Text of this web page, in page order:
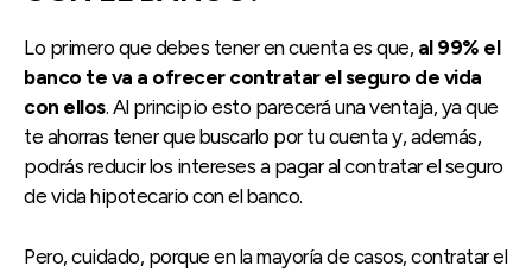
Lo primero que debes tener en cuenta es que, al 99% el
banco te va a ofrecer contratar el seguro de vida
con ellos. Al principio esto parecerá una ventaja, ya que
te ahorras tener que buscarlo por tu cuenta y, además,
podrás reducir los intereses a pagar al contratar el seguro
de vida hipotecario con el banco.
Pero, cuidado, porque en la mayoría de casos, contratar el